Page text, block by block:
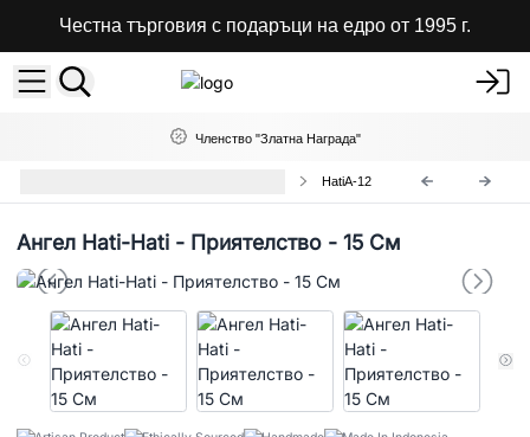
Честна търговия с подаръци на едро от 1995 г.
Членство "Златна Награда"
HatiA-12
Ангел Hati-Hati - Приятелство - 15 См